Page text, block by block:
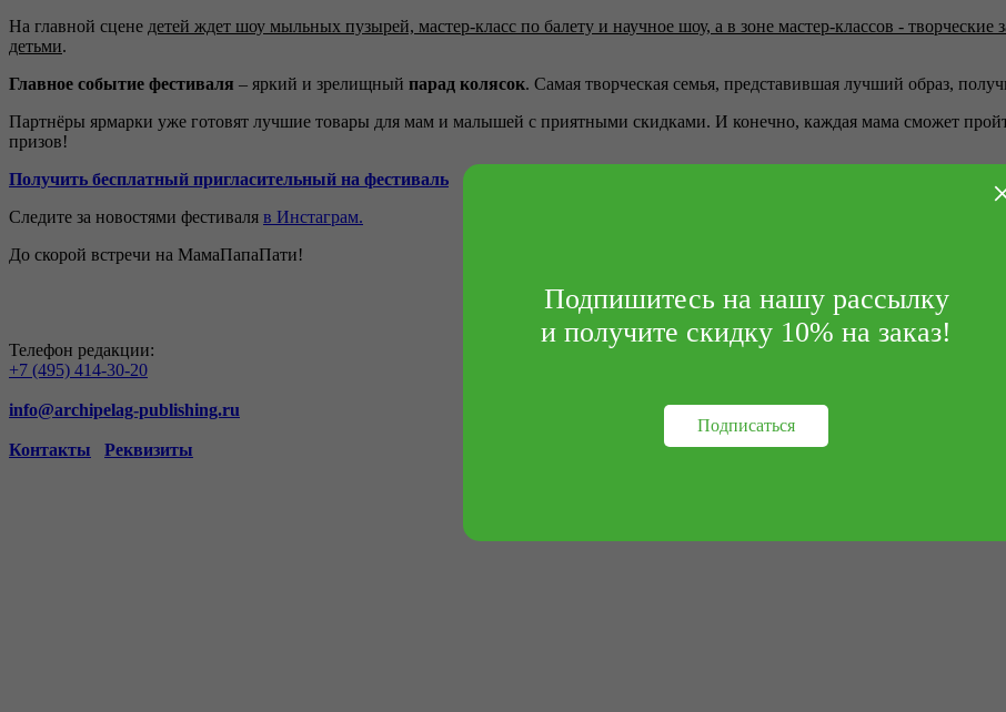
На главной сцене детей ждет шоу мыльных пузырей, мастер-класс по балету и научное шоу, а в зоне мастер-классов - творческие
детьми.
Главное событие фестиваля – яркий и зрелищный парад колясок. Самая творческая семья, представившая лучший образ,
Партнёры ярмарки уже готовят лучшие товары для мам и малышей с приятными скидками. И конечно, каждая мама сможет
призов!
Получить бесплатный пригласительный на фестиваль
Следите за новостями фестиваля в Инстаграм.
До скорой встречи на МамаПапаПати!
Телефон редакции:
+7 (495) 414-30-20
info@archipelag-publishing.ru
Контакты Реквизиты
Подпишитесь на нашу рассылку
и получите скидку 10% на заказ!
Подписаться